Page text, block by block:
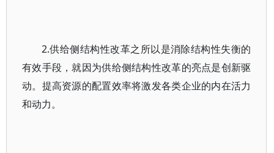
2.供给侧结构性改革之所以是消除结构性失衡的
有效手段，就因为供给侧结构性改革的亮点是创新驱
动。提高资源的配置效率将激发各类企业的内在活力
和动力。